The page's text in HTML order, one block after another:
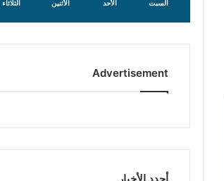
السبت الأحد الأثنين الثلاثاء
Advertisement